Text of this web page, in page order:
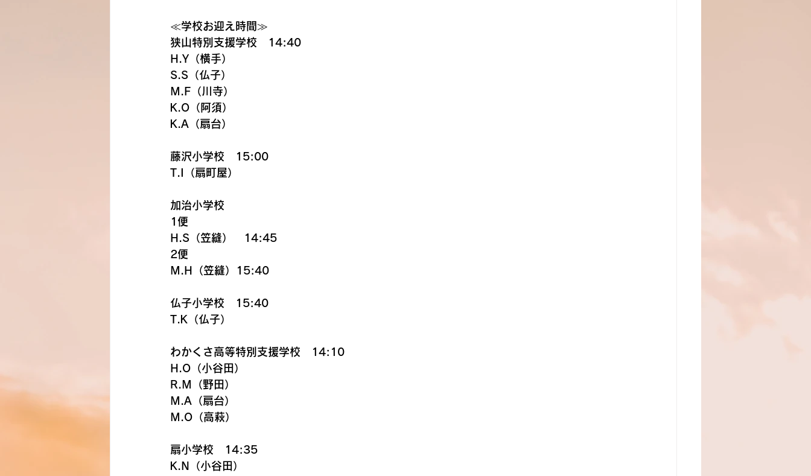
≪学校お迎え時間≫
狭山特別支援学校　14:40
H.Y（横手）
S.S（仏子）
M.F（川寺）
K.O（阿須）
K.A（扇台）
藤沢小学校　15:00
T.I（扇町屋）
加治小学校
1便
H.S（笠縫）　14:45
2便
M.H（笠縫）15:40
仏子小学校　15:40
T.K（仏子）
わかくさ高等特別支援学校　14:10
H.O（小谷田）
R.M（野田）
M.A（扇台）
M.O（高萩）
扇小学校　14:35
K.N（小谷田）